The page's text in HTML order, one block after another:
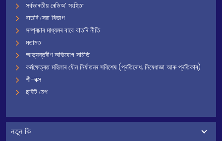
সৰ্বভাৰতীয় ৰেডিঅ’ সংহিতা
বাতৰি সেৱা বিভাগ
সম্প্ৰচাৰ মাধ্যমৰ বাবে বাতৰি নীতি
মতামত
আভ্যন্তৰীণ অভিযোগ সমিতি
কৰ্মক্ষেত্ৰত মহিলাৰ যৌন নিৰ্যাতনৰ সবিশেষ (প্ৰতিৰোধ, নিষেধাজ্ঞা আৰু প্ৰতিকাৰ)
শী-বক্স
ছাইট মেপ
নতুন কি